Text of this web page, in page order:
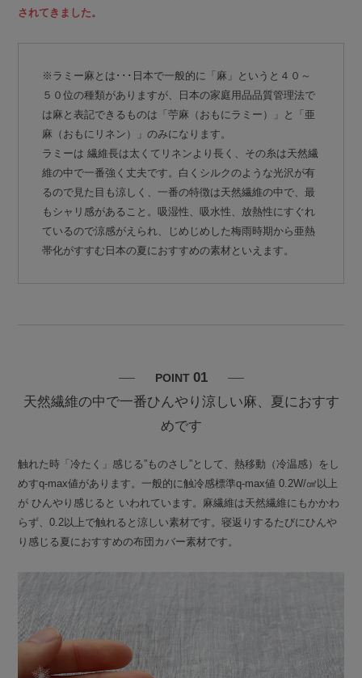
されてきました。
※ラミー麻とは･･･日本で一般的に「麻」というと４０～
５０位の種類がありますが、日本の家庭用品品質管理法で
は麻と表記できるものは「苧麻（おもにラミー）」と「亜
麻（おもにリネン）」のみになります。
ラミーは 繊維長は太くてリネンより長く、その糸は天然繊
維の中で一番強く丈夫です。白くシルクのような光沢が有
るので見た目も涼しく、一番の特徴は天然繊維の中で、最
もシャリ感があること。吸湿性、吸水性、放熱性にすぐれ
ているので涼感がえられ、じめじめした梅雨時期から亜熱
帯化がすすむ日本の夏におすすめの素材といえます。
POINT 01
天然繊維の中で一番ひんやり涼しい麻、夏におすす
めです
触れた時「冷たく」感じる”ものさし”として、熱移動（冷温感）をし
めすq-max値があります。一般的に触冷感標準q-max値 0.2W/㎠以上
が ひんやり感じると いわれています。麻繊維は天然繊維にもかかわ
らず、0.2以上で触れると涼しい素材です。寝返りするたびにひんや
り感じる夏におすすめの布団カバー素材です。